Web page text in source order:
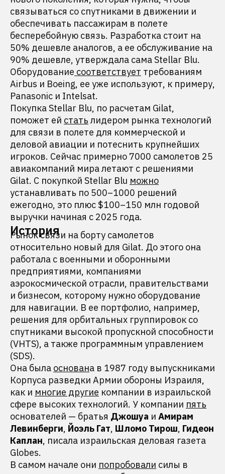
связываться со спутниками в движении и
обеспечивать пассажирам в полете
бесперебойную связь. Разработка стоит на
50% дешевле аналогов, а ее обслуживание на
90% дешевле, утверждала сама Stellar Blu.
Оборудование соответствует требованиям
Airbus и Boeing, ее уже используют, к примеру,
Panasonic и Intelsat.
Покупка Stellar Blu, по расчетам Gilat,
поможет ей статьлидером рынка технологий
для связи в полете для коммерческой и
деловой авиации и потеснить крупнейших
игроков. Сейчас примерно 7000 самолетов 25
авиакомпаний мира летают с решениями
Gilat. С покупкой Stellar Blu можно
устанавливать по 500–1000 решений
ежегодно, это плюс $100–150 млн годовой
выручки начиная с 2025 года.
История
Рынок связи на борту самолетов
относительно новый для Gilat. До этого она
работала с военными и оборонными
предприятиями, компаниями
аэрокосмической отрасли, правительствами
и бизнесом, которому нужно оборудование
для навигации. В ее портфолио, например,
решения для орбитальных группировок со
спутниками высокой пропускной способности
(VHTS), а также программным управлением
(SDS).
Она была основана в 1987 году выпускниками
Корпуса разведки Армии обороны Израиля,
как и многие другие компании в израильской
сфере высоких технологий. У компании пять
основателей — братья Джошуа и Амирам
Левинберги, Йоэль Гат, Шломо Тирош, Гидеон
Каплан, писала израильская деловая газета
Globes.
В самом начале они попробовали силы в